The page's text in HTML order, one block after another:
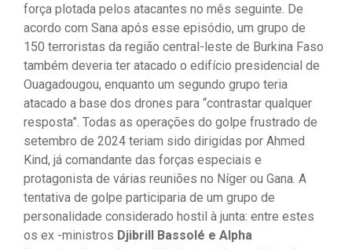
força plotada pelos atacantes no mês seguinte. De
acordo com Sana após esse episódio, um grupo de
150 terroristas da região central-leste de Burkina Faso
também deveria ter atacado o edifício presidencial de
Ouagadougou, enquanto um segundo grupo teria
atacado a base dos drones para “contrastar qualquer
resposta”. Todas as operações do golpe frustrado de
setembro de 2024 teriam sido dirigidas por Ahmed
Kind, já comandante das forças especiais e
protagonista de várias reuniões no Níger ou Gana. A
tentativa de golpe participaria de um grupo de
personalidade considerado hostil à junta: entre estes
os ex -ministros Djibrill Bassolé e Alpha